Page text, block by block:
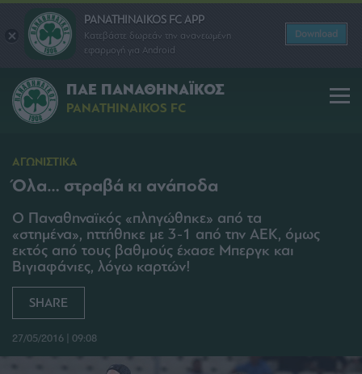
PANATHINAIKOS FC APP
Κατεβάστε δωρεάν την ανανεωμένη
εφαρμογή για Android
Download
ΠΑΕ ΠΑΝΑΘΗΝΑΪΚΟΣ
PANATHINAIKOS FC
ΑΓΩΝΙΣΤΙΚΑ
Όλα… στραβά κι ανάποδα
Ο Παναθηναϊκός «πληγώθηκε» από τα
«στημένα», ηττήθηκε με 3-1 από την ΑΕΚ, όμως
εκτός από τους βαθμούς έχασε Μπεργκ και
Βιγιαφάνιες, λόγω καρτών!
SHARE
27/05/2016 | 09:08